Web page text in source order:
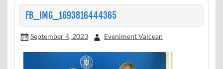
FB_IMG_1693816444365
September 4, 2023 Eveniment Valcean